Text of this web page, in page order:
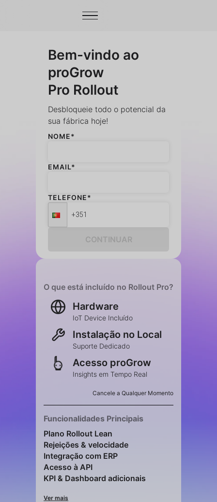
Bem-vindo ao
proGrow
Pro Rollout
Desbloqueie todo o potencial da
sua fábrica hoje!
NOME*
EMAIL*
TELEFONE*
O que está incluído no Rollout Pro?
Hardware
IoT Device Incluído
Instalação no Local
Suporte Dedicado
Acesso proGrow
Insights em Tempo Real
Cancele a Qualquer Momento
Funcionalidades Principais
Plano Rollout Lean
Rejeições & velocidade
Integração com ERP
Acesso à API
KPI & Dashboard adicionais
Ver mais